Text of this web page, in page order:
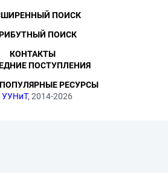
УУНиТ, 2014-2026
ПОИСК
ПОИСК
КОНТАКТЫ
ПОСТУПЛЕНИЯ
РЕСУРСЫ